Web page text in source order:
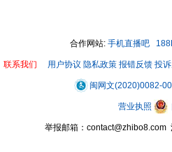
合作网站: 手机直播吧
联系我们 用户协议 隐私政策 报错反馈 投
闽网文(2020)0082-
营业执照
举报邮箱：